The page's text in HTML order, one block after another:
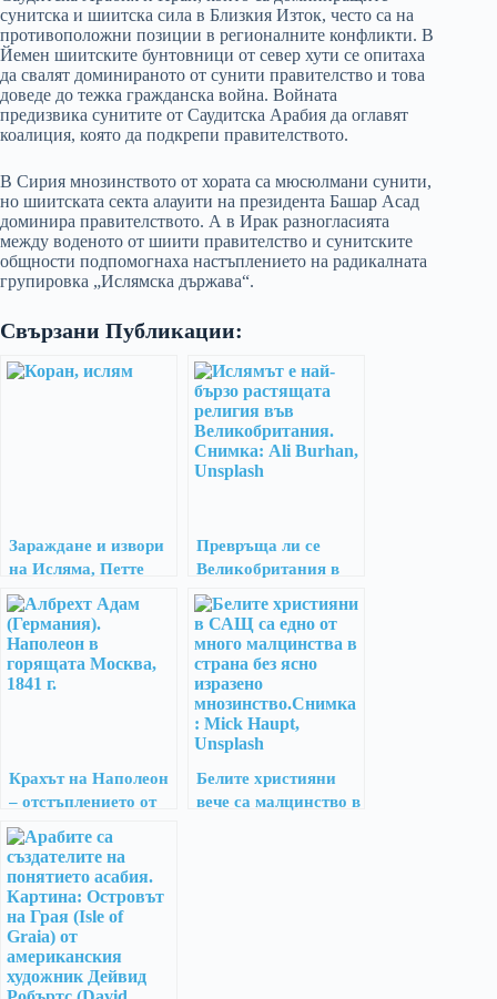
сунитска и шиитска сила в Близкия Изток, често са на
противоположни позиции в регионалните конфликти. В
Йемен шиитските бунтовници от север хути се опитаха
да свалят доминираното от сунити правителство и това
доведе до тежка гражданска война. Войната
предизвика сунитите от Саудитска Арабия да оглавят
коалиция, която да подкрепи правителството.
В Сирия мнозинството от хората са мюсюлмани сунити,
но шиитската секта алауити на президента Башар Асад
доминира правителството. А в Ирак разногласията
между воденото от шиити правителство и сунитските
общности подпомогнаха настъплението на радикалната
групировка „Ислямска държава“.
Свързани Публикации:
Зараждане и извори
на Исляма, Петте
стълба, съвремения
обществен морал
Превръща ли се
Великобритания в
нещо различно?
Крахът на Наполеон
– отстъплението от
Москва
Белите християни
вече са малцинство в